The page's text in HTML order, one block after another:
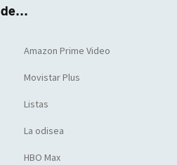
Amazon Prime Video
Movistar Plus
Listas
La odisea
HBO Max